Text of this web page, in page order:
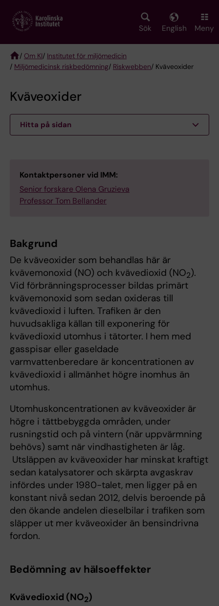
main
Sök English Meny
Breadcrumb
/ Om KI/ Institutet för miljömedicin
/ Miljömedicinsk riskbedömning/ Riskwebben/ Kväveoxider
Kväveoxider
Hitta på sidan
Kontaktpersoner vid IMM:
Senior forskare Olena Gruzieva
Professor Tom Bellander
Bakgrund
De kväveoxider som behandlas här är
kvävemonoxid (NO) och kvävedioxid (NO2).
Vid förbränningsprocesser bildas primärt
kvävemonoxid som sedan oxideras till
kvävedioxid i luften. Trafiken är den
huvudsakliga källan till exponering för
kvävedioxid utomhus i tätorter. I hem med
gasspisar eller gaseldade
varmvattenberedare är koncentrationen av
kvävedioxid i allmänhet högre inomhus än
utomhus.
Utomhuskoncentrationen av kväveoxider är
högre i tättbebyggda områden, under
rusningstid och på vintern (när uppvärmning
behövs) samt när vindhastigheten är låg.
Utsläppen av kväveoxider har minskat kraftigt
sedan katalysatorer och skärpta avgaskrav
infördes under 1980-talet, men ligger på en
konstant nivå sedan 2012, delvis beroende på
den ökande andelen dieselbilar i trafiken som
släpper ut mer kväveoxider än bensindrivna
fordon.
Bedömning av hälsoeffekter
Kvävedioxid (NO2)